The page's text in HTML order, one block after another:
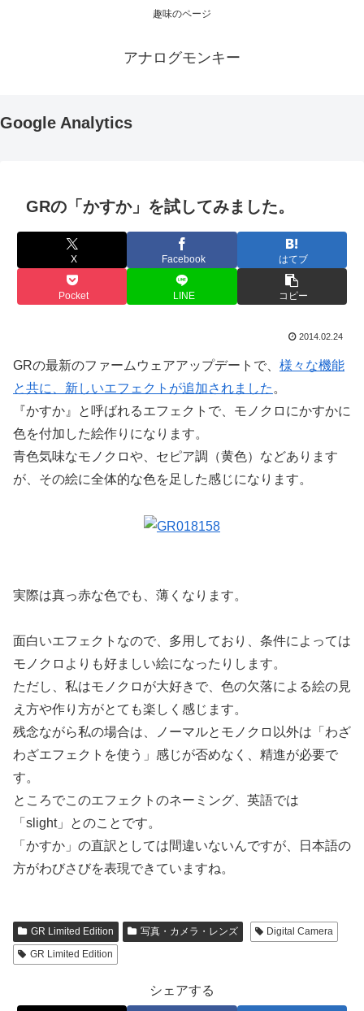
趣味のページ
アナログモンキー
Google Analytics
GRの「かすか」を試してみました。
X Facebook はてブ
Pocket LINE コピー
2014.02.24
GRの最新のファームウェアアップデートで、 様々な機能
と共に、新しいエフェクトが追加されました 。
『かすか』と呼ばれるエフェクトで、モノクロにかすかに
色を付加した絵作りになります。
青色気味なモノクロや、セピア調（黄色）などあります
が、その絵に全体的な色を足した感じになります。
実際は真っ赤な色でも、薄くなります。
面白いエフェクトなので、多用しており、条件によっては
モノクロよりも好ましい絵になったりします。
ただし、私はモノクロが大好きで、色の欠落による絵の見
え方や作り方がとても楽しく感じます。
残念ながら私の場合は、ノーマルとモノクロ以外は「わざ
わざエフェクトを使う」感じが否めなく、精進が必要で
す。
ところでこのエフェクトのネーミング、英語では
「slight」とのことです。
「かすか」の直訳としては間違いないんですが、日本語の
方がわびさびを表現できていますね。
GR Limited Edition 写真・カメラ・レンズ
Digital Camera
GR Limited Edition
シェアする